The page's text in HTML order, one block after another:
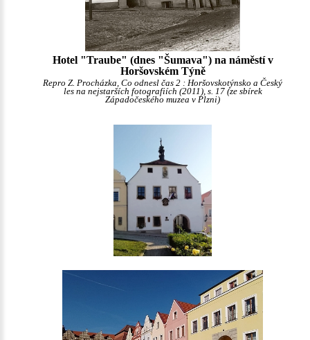
Hotel "Traube" (dnes "Šumava") na náměstí v
Horšovském Týně
Repro Z. Procházka, Co odnesl čas 2 : Horšovskotýnsko a Český
les na nejstarších fotografiích (2011), s. 17 (ze sbírek
Západočeského muzea v Plzni)